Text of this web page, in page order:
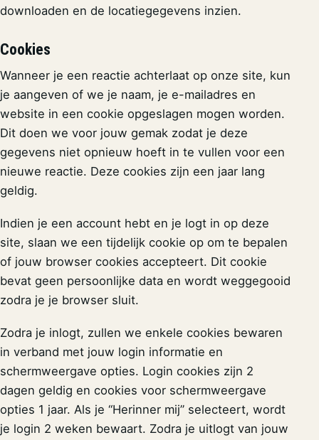
downloaden en de locatiegegevens inzien.
Cookies
Wanneer je een reactie achterlaat op onze site, kun
je aangeven of we je naam, je e-mailadres en
website in een cookie opgeslagen mogen worden.
Dit doen we voor jouw gemak zodat je deze
gegevens niet opnieuw hoeft in te vullen voor een
nieuwe reactie. Deze cookies zijn een jaar lang
geldig.
Indien je een account hebt en je logt in op deze
site, slaan we een tijdelijk cookie op om te bepalen
of jouw browser cookies accepteert. Dit cookie
bevat geen persoonlijke data en wordt weggegooid
zodra je je browser sluit.
Zodra je inlogt, zullen we enkele cookies bewaren
in verband met jouw login informatie en
schermweergave opties. Login cookies zijn 2
dagen geldig en cookies voor schermweergave
opties 1 jaar. Als je “Herinner mij” selecteert, wordt
je login 2 weken bewaart. Zodra je uitlogt van jouw